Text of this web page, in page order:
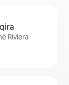
Riviera